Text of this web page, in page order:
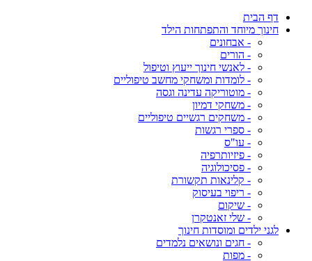
דף הבית
חינוך מיוחד והתפתחות הילד
- אבחונים
- הורים
- לאנשי חינוך ייעוץ וטיפול
- לומדות ומשחקי מחשב טיפוליים
- מוטוריקה עדינה וגסה
- משחקי דמיון
- משחקים רגשיים טיפוליים
- ספרי רגשות
- עו"ס
- פיזיותרפיה
- פסיכולוגיה
- קלינאות תקשורת
- ריפוי בעיסוק
- שיקום
- שלי זאנטקרן
לגני ילדים ומוסדות חינוך
- חגים ונושאים נלמדים
- מפות